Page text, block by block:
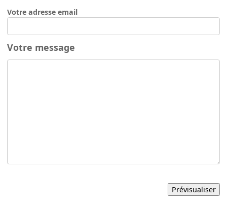
Votre adresse email
Votre message